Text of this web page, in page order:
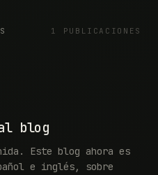
1 PUBLICACIONES
blog
Este blog ahora es
e inglés, sobre